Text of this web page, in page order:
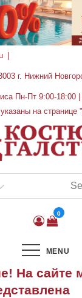
г. Нижний
Пн-Пт 9:00-18:00
на
0
MENU
На сайте